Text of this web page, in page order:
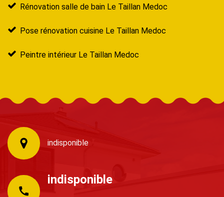
Rénovation salle de bain Le Taillan Medoc
Pose rénovation cuisine Le Taillan Medoc
Peintre intérieur Le Taillan Medoc
indisponible
indisponible